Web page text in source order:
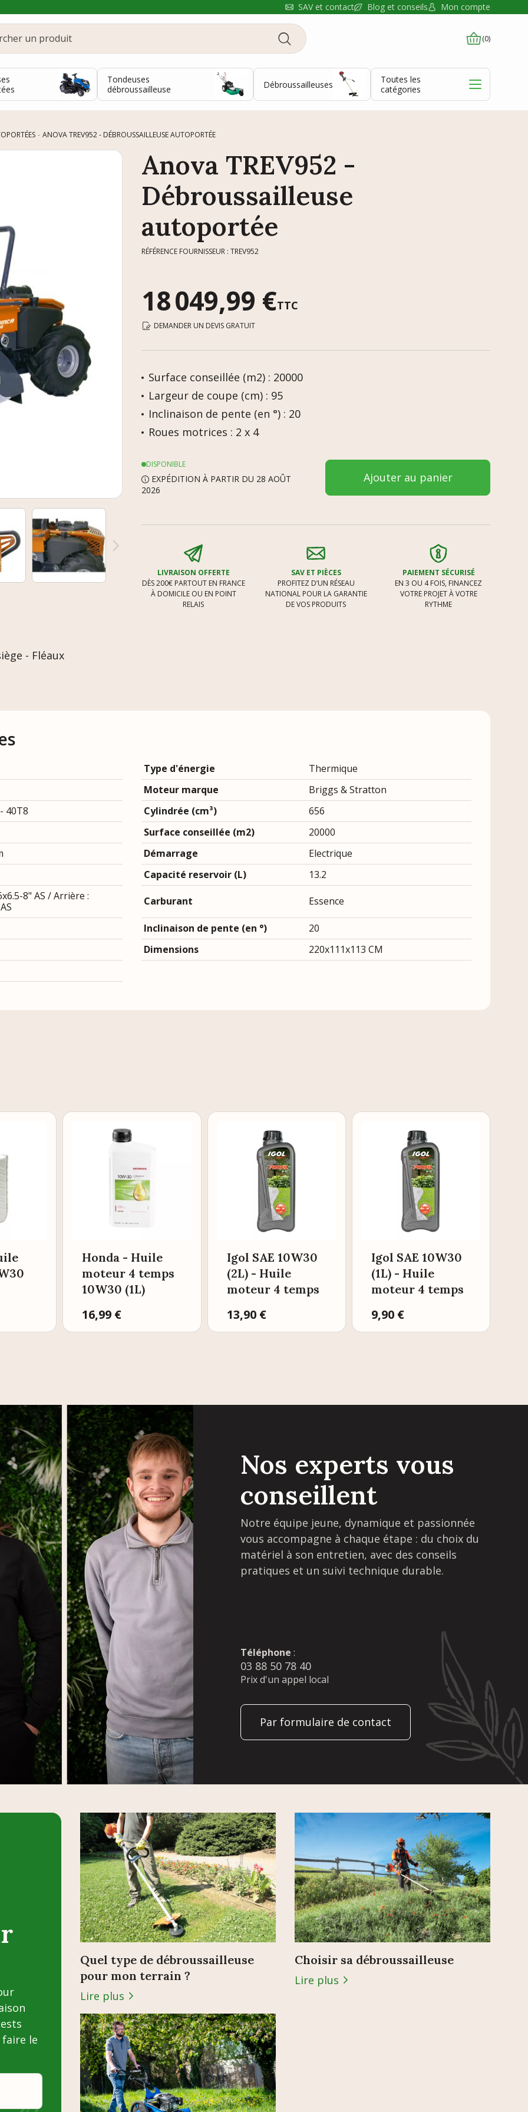
SAV et contact Blog et conseils Mon compte
(0)
Tondeuses
débroussailleuse
Débroussailleuses
Toutes les
catégories
ANOVA TREV952 - DÉBROUSSAILLEUSE AUTOPORTÉE
Anova TREV952 -
Débroussailleuse
autoportée
RÉFÉRENCE FOURNISSEUR : TREV952
18 049,99 €TTC
DEMANDER UN DEVIS GRATUIT
Surface conseillée (m2) : 20000
Largeur de coupe (cm) : 95
Inclinaison de pente (en °) : 20
Roues motrices : 2 x 4
DISPONIBLE
EXPÉDITION À PARTIR DU 28 AOÛT
2026
Ajouter au panier
LIVRAISON OFFERTE
DÈS 200€ PARTOUT EN FRANCE
À DOMICILE OU EN POINT
RELAIS
SAV ET PIÈCES
PROFITEZ D’UN RÉSEAU
NATIONAL POUR LA GARANTIE
DE VOS PRODUITS
PAIEMENT SÉCURISÉ
EN 3 OU 4 FOIS, FINANCEZ
VOTRE PROJET À VOTRE
RYTHME
- Fléaux
Type d'énergie
Thermique
Moteur marque
Briggs & Stratton
40T8 Cylindrée (cm³)
656
Surface conseillée (m2)
20000
Démarrage
Electrique
Capacité reservoir (L) 13.2
8" AS / Arrière :
Carburant Essence
Inclinaison de pente (en °)
20
Dimensions
220x111x113 CM
Honda - Huile
moteur 4 temps
10W30 (1L)
Prix
16,99 €
Igol SAE 10W30
(2L) - Huile
moteur 4 temps
Prix
13,90 €
Igol SAE 10W30
(1L) - Huile
moteur 4 temps
Prix
9,90 €
Nos experts vous
conseillent
Notre équipe jeune, dynamique et passionnée
vous accompagne à chaque étape : du choix du
matériel à son entretien, avec des conseils
pratiques et un suivi technique durable.
Téléphone :
03 88 50 78 40
Prix d'un appel local
Par formulaire de contact
le
Quel type de débroussailleuse
pour mon terrain ?
Lire plus
Choisir sa débroussailleuse
Lire plus